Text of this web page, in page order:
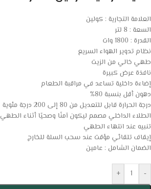
العلامة التجارية : كولين
السعة : 8 لتر
القدرة : 1800 وات
نظام تدوير الهواء السريع
طهي خالي من الزيت
نافذة عرض كبيرة
إضاءة داخلية تساعد في مراقبة الطعام
دهون أقل بنسبة 80%
درجة الحرارة قابل للتعديل من 80 إلى 200 درجة مئوية
الطلاء الداخلي مصمم ليكون آمنًا وصحيًا أثناء الطهي
تنبيه عند انتهاء الطهي
إيقاف تلقائي مؤقت عند سحب السلة للخارج
الضمان الشامل : عامين
-
+